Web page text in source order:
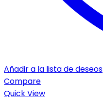
Añadir a la lista de deseos
Compare
Quick View